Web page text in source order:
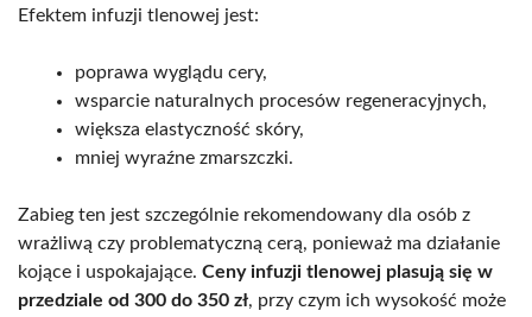
Efektem infuzji tlenowej jest:
poprawa wyglądu cery,
wsparcie naturalnych procesów regeneracyjnych,
większa elastyczność skóry,
mniej wyraźne zmarszczki.
Zabieg ten jest szczególnie rekomendowany dla osób z
wrażliwą czy problematyczną cerą, ponieważ ma działanie
kojące i uspokajające. Ceny infuzji tlenowej plasują się w
przedziale od 300 do 350 zł, przy czym ich wysokość może